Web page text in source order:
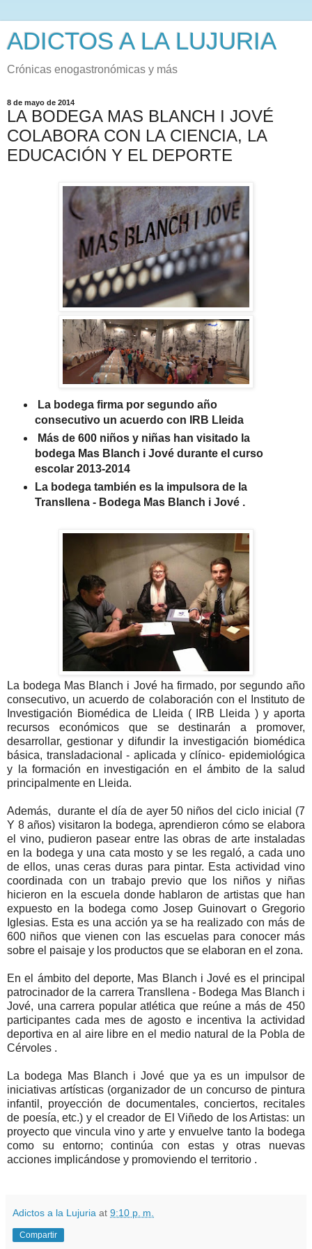
ADICTOS A LA LUJURIA
Crónicas enogastronómicas y más
8 de mayo de 2014
LA BODEGA MAS BLANCH I JOVÉ
COLABORA CON LA CIENCIA, LA
EDUCACIÓN Y EL DEPORTE
La bodega firma por segundo año
consecutivo un acuerdo con IRB Lleida
Más de 600 niños y niñas han visitado la
bodega Mas Blanch i Jové durante el curso
escolar 2013-2014
La bodega también es la impulsora de la
Transllena - Bodega Mas Blanch i Jové .
La bodega Mas Blanch i Jové ha firmado, por segundo año
consecutivo, un acuerdo de colaboración con el Instituto de
Investigación Biomédica de Lleida ( IRB Lleida ) y aporta
recursos económicos que se destinarán a promover,
desarrollar, gestionar y difundir la investigación biomédica
básica, transladacional - aplicada y clínico- epidemiológica
y la formación en investigación en el ámbito de la salud
principalmente en Lleida.
Además, durante el día de ayer 50 niños del ciclo inicial (7
Y 8 años) visitaron la bodega, aprendieron cómo se elabora
el vino, pudieron pasear entre las obras de arte instaladas
en la bodega y una cata mosto y se les regaló, a cada uno
de ellos, unas ceras duras para pintar. Esta actividad vino
coordinada con un trabajo previo que los niños y niñas
hicieron en la escuela donde hablaron de artistas que han
expuesto en la bodega como Josep Guinovart o Gregorio
Iglesias. Esta es una acción ya se ha realizado con más de
600 niños que vienen con las escuelas para conocer más
sobre el paisaje y los productos que se elaboran en el zona.
En el ámbito del deporte, Mas Blanch i Jové es el principal
patrocinador de la carrera Transllena - Bodega Mas Blanch i
Jové, una carrera popular atlética que reúne a más de 450
participantes cada mes de agosto e incentiva la actividad
deportiva en al aire libre en el medio natural de la Pobla de
Cérvoles .
La bodega Mas Blanch i Jové que ya es un impulsor de
iniciativas artísticas (organizador de un concurso de pintura
infantil, proyección de documentales, conciertos, recitales
de poesía, etc.) y el creador de El Viñedo de los Artistas: un
proyecto que vincula vino y arte y envuelve tanto la bodega
como su entorno; continúa con estas y otras nuevas
acciones implicándose y promoviendo el territorio .
Adictos a la Lujuria at 9:10 p. m.
Compartir